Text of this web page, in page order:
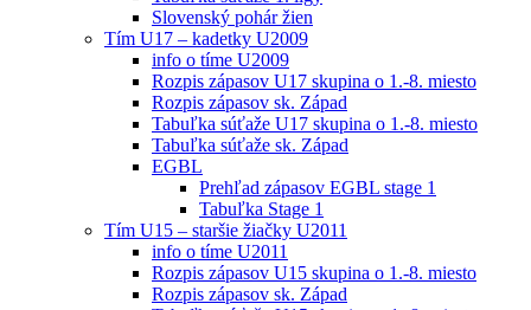
Slovenský pohár žien
Tím U17 – kadetky U2009
info o tíme U2009
Rozpis zápasov U17 skupina o 1.-8. miesto
Rozpis zápasov sk. Západ
Tabuľka súťaže U17 skupina o 1.-8. miesto
Tabuľka súťaže sk. Západ
EGBL
Prehľad zápasov EGBL stage 1
Tabuľka Stage 1
Tím U15 – staršie žiačky U2011
info o tíme U2011
Rozpis zápasov U15 skupina o 1.-8. miesto
Rozpis zápasov sk. Západ